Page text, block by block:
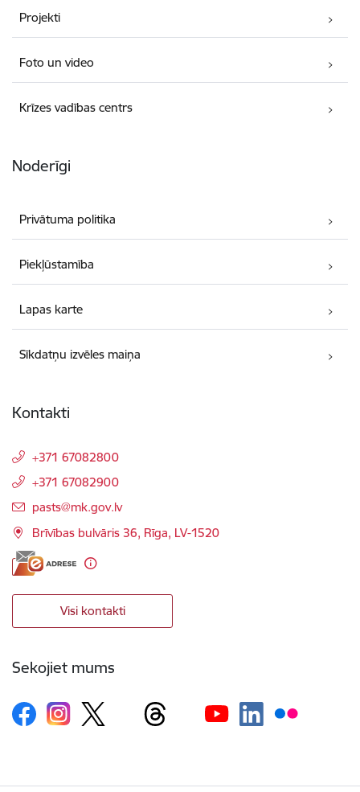
Projekti
Foto un video
Krīzes vadības centrs
Noderīgi
Privātuma politika
Piekļūstamība
Lapas karte
Sīkdatņu izvēles maiņa
Kontakti
+371 67082800
+371 67082900
E-pasts:
pasts@mk.gov.lv
Brīvības bulvāris 36, Rīga, LV-1520
Visi kontakti
Sekojiet mums